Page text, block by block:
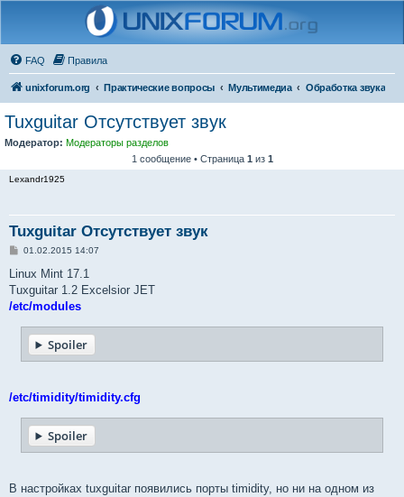
FAQ Правила
unixforum.org Практические вопросы Мультимедиа Обработка звука
Tuxguitar Отсутствует звук
Модератор: Модераторы разделов
1 сообщение • Страница 1 из 1
Lexandr1925
Tuxguitar Отсутствует звук
С
о
щ
е
и
01.02.2015 14:07
Linux Mint 17.1
Tuxguitar 1.2 Excelsior JET
/etc/modules
Spoiler
/etc/timidity/timidity.cfg
Spoiler
В настройках tuxguitar появились порты timidity, но ни на одном из